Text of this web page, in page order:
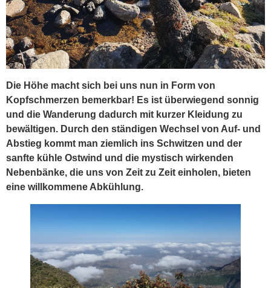
Die Höhe macht sich bei uns nun in Form von
Kopfschmerzen bemerkbar! Es ist überwiegend sonnig
und die Wanderung dadurch mit kurzer Kleidung zu
bewältigen. Durch den ständigen Wechsel von Auf- und
Abstieg kommt man ziemlich ins Schwitzen und der
sanfte kühle Ostwind und die mystisch wirkenden
Nebenbänke, die uns von Zeit zu Zeit einholen, bieten
eine willkommene Abkühlung.